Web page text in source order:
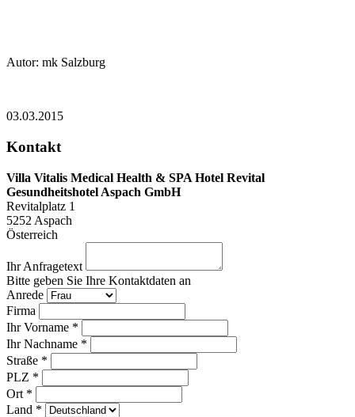
Autor: mk Salzburg
03.03.2015
Kontakt
Villa Vitalis Medical Health & SPA Hotel Revital
Gesundheitshotel Aspach GmbH
Revitalplatz 1
5252 Aspach
Österreich
Ihr Anfragetext
Bitte geben Sie Ihre Kontaktdaten an
Anrede
Firma
Ihr Vorname *
Ihr Nachname *
Straße *
PLZ *
Ort *
Land *